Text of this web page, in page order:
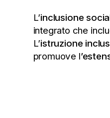
L’inclusione
integrato che
L’istruzione
promuove l